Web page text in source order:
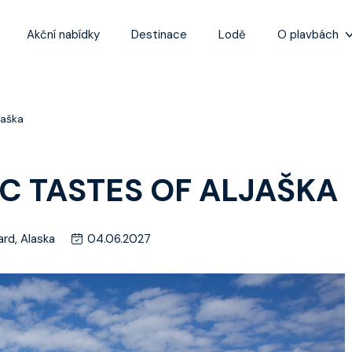
Akční nabídky Destinace Lodě O plavbách
Tipy na nejlepší
TASTES OF ALJAŠKA
Alaska 04.06.2027